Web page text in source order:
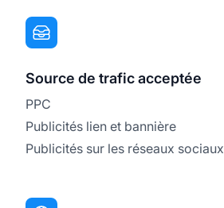
Source de trafic acceptée
PPC
Publicités lien et bannière
Publicités sur les réseaux sociaux